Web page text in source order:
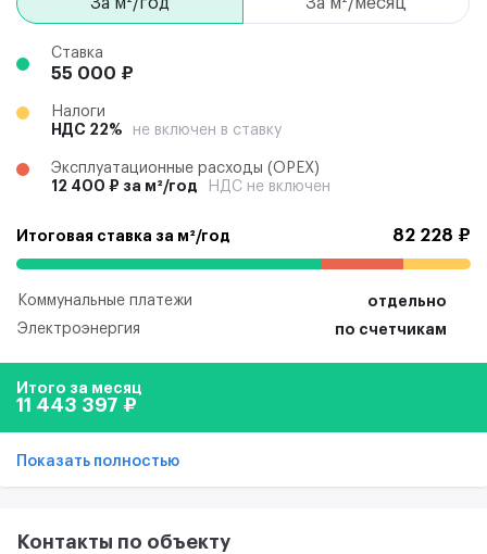
Ставка
55 000 ₽
Налоги
НДС 22%
не включен в ставку
Эксплуатационные расходы (ОРЕХ)
12 400 ₽ за м²/год
НДС не включен
Итоговая ставка за м²/год 82 228 ₽
Коммунальные платежи
отдельно
Электроэнергия
по счетчикам
Итого за месяц
11 443 397 ₽
Показать полностью
Контакты по объекту